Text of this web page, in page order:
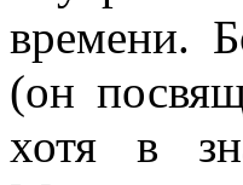
времени.
(он
хотя в